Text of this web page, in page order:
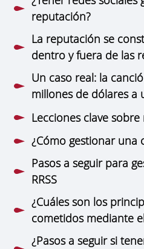
reputación?
La reputación se
dentro y fuera de las
Un caso real: la
millones de dólares a
Lecciones clave
¿Cómo gestionar una
Pasos a seguir para
RRSS
¿Cuáles son los
cometidos mediante
¿Pasos a seguir si